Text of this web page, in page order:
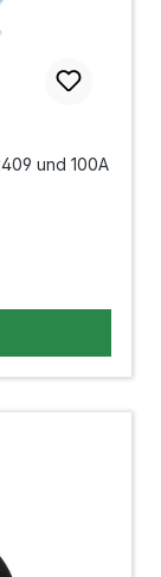
und 100A